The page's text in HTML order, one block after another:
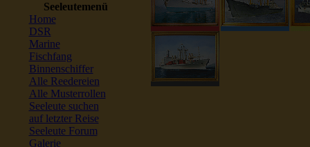
Seeleutemenü
Home
DSR
Marine
Fischfang
Binnenschiffer
Alle Reedereien
Alle Musterrollen
Seeleute suchen
auf letzter Reise
Seeleute Forum
Galerie